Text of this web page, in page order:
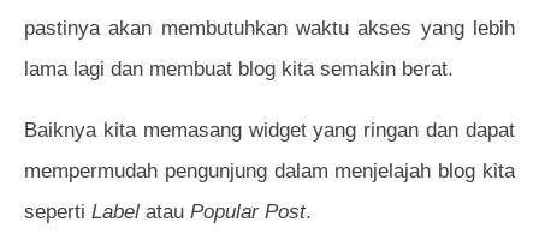
pastinya akan membutuhkan waktu akses yang lebih
lama lagi dan membuat blog kita semakin berat.
Baiknya kita memasang widget yang ringan dan dapat
mempermudah pengunjung dalam menjelajah blog kita
seperti Label atau Popular Post.